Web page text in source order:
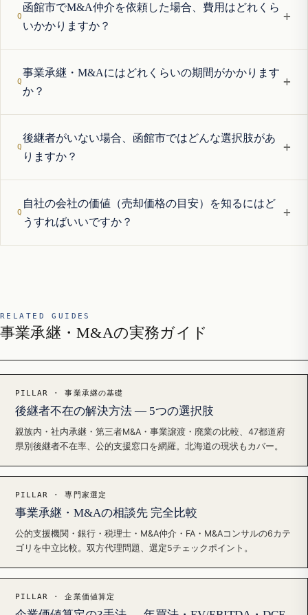
函館市でM&A仲介を依頼した場合、費用はどれくら
いかかりますか？
+
事業承継・M&Aにはどれくらいの期間がかかります
か？
+
後継者がいない場合、函館市ではどんな選択肢があ
りますか？
+
自社の会社の価値（売却価格の目安）を知るにはど
うすればいいですか？
+
RELATED GUIDES
事業承継・M&Aの実務ガイド
PILLAR · 事業承継の基礎
後継者不在の解決方法 — 5つの選択肢
親族内・社内承継・第三者M&A・事業譲渡・廃業の比較、47都道府
県別後継者不在率、公的支援窓口を網羅。北海道の現状もカバー。
PILLAR · 専門家選定
事業承継・M&Aの相談先 完全比較
公的支援機関・銀行・税理士・M&A仲介・FA・M&Aコンサルの6カテ
ゴリを中立比較。双方代理問題、選定5チェックポイント。
PILLAR · 企業価値算定